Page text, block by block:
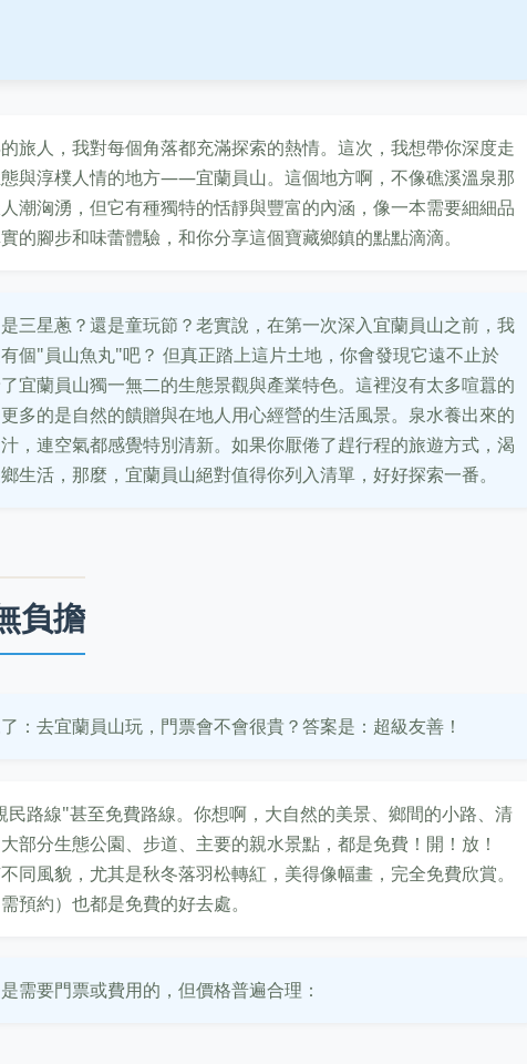
旅人，我對每個角落都充滿探索的熱情。這次，我想帶你深度走
與淳樸人情的地方——宜蘭員山。這個地方啊，不像礁溪溫泉那
潮洶湧，但它有種獨特的恬靜與豐富的內涵，像一本需要細細品
的腳步和味蕾體驗，和你分享這個寶藏鄉鎮的點點滴滴。
三星蔥？還是童玩節？老實說，在第一次深入宜蘭員山之前，我
個"員山魚丸"吧？ 但真正踏上這片土地，你會發現它遠不止於
宜蘭員山獨一無二的生態景觀與產業特色。這裡沒有太多喧囂的
多的是自然的饋贈與在地人用心經營的生活風景。泉水養出來的
，連空氣都感覺特別清新。如果你厭倦了趕行程的旅遊方式，渴
生活，那麼，宜蘭員山絕對值得你列入清單，好好探索一番。
負擔
：去宜蘭員山玩，門票會不會很貴？答案是：超級友善！
路線"甚至免費路線。你想啊，大自然的美景、鄉間的小路、清
部分生態公園、步道、主要的親水景點，都是免費！開！放！
同風貌，尤其是秋冬落羽松轉紅，美得像幅畫，完全免費欣賞。
預約）也都是免費的好去處。
需要門票或費用的，但價格普遍合理：